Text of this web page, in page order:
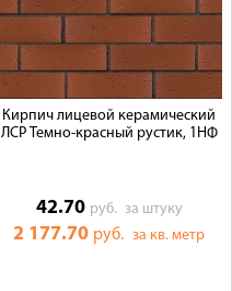
Кирпич лицевой керамический
ЛСР Темно-красный рустик, 1НФ
42.70 руб. за штуку
2 177.70 руб.за кв. метр